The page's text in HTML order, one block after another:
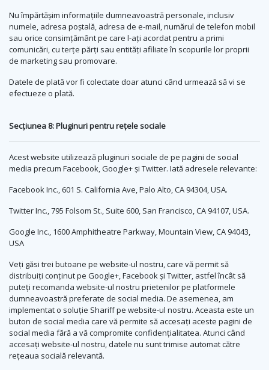
Nu împărtășim informațiile dumneavoastră personale, inclusiv
numele, adresa poștală, adresa de e-mail, numărul de telefon mobil
sau orice consimțământ pe care l-ați acordat pentru a primi
comunicări, cu terțe părți sau entități afiliate în scopurile lor proprii
de marketing sau promovare.
Datele de plată vor fi colectate doar atunci când urmează să vi se
efectueze o plată.
Secțiunea 8: Pluginuri pentru rețele sociale
Acest website utilizează pluginuri sociale de pe pagini de social
media precum Facebook, Google+ și Twitter. Iată adresele relevante:
Facebook Inc., 601 S. California Ave, Palo Alto, CA 94304, USA.
Twitter Inc., 795 Folsom St., Suite 600, San Francisco, CA 94107, USA.
Google Inc., 1600 Amphitheatre Parkway, Mountain View, CA 94043,
USA
Veți găsi trei butoane pe website-ul nostru, care vă permit să
distribuiți conținut pe Google+, Facebook și Twitter, astfel încât să
puteți recomanda website-ul nostru prietenilor pe platformele
dumneavoastră preferate de social media. De asemenea, am
implementat o soluție Shariff pe website-ul nostru. Aceasta este un
buton de social media care vă permite să accesați aceste pagini de
social media fără a vă compromite confidențialitatea. Atunci când
accesați website-ul nostru, datele nu sunt trimise automat către
rețeaua socială relevantă.